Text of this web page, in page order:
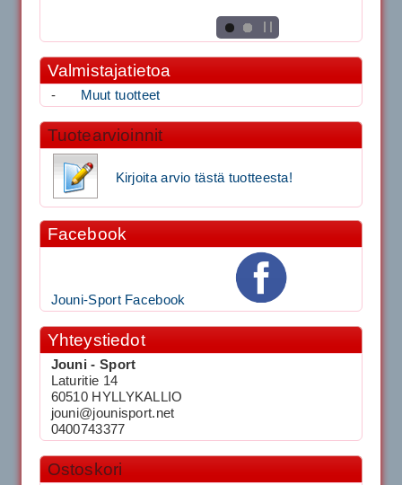
Valmistajatietoa
- Muut tuotteet
Tuotearvioinnit
Kirjoita arvio tästä tuotteesta!
Facebook
Jouni-Sport Facebook
Yhteystiedot
Jouni - Sport
Laturitie 14
60510 HYLLYKALLIO
jouni@jounisport.net
0400743377
Ostoskori